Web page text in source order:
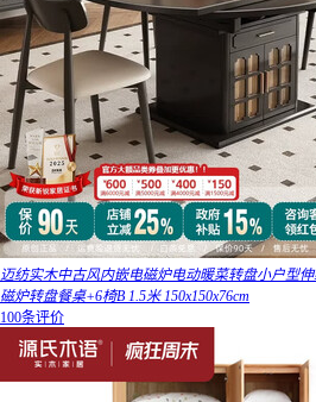
迈纺实木中古风内嵌电磁炉电动暖菜转盘小户型
磁炉转盘餐桌+6椅B 1.5米 150x150x76cm
100条评价